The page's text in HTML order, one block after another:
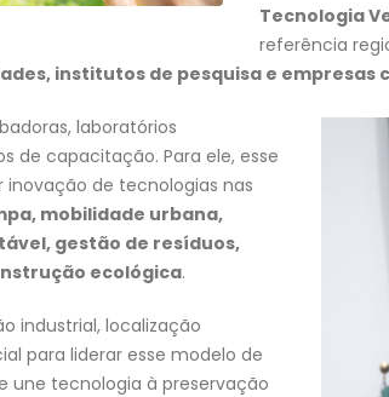
Tecnologia
referência
institutos de pesquisa e empresas
laboratórios
de capacitação. Para ele, esse
inovação de tecnologias nas
mobilidade urbana,
gestão de resíduos,
ecológica.
industrial, localização
para liderar esse modelo de
une tecnologia à preservação